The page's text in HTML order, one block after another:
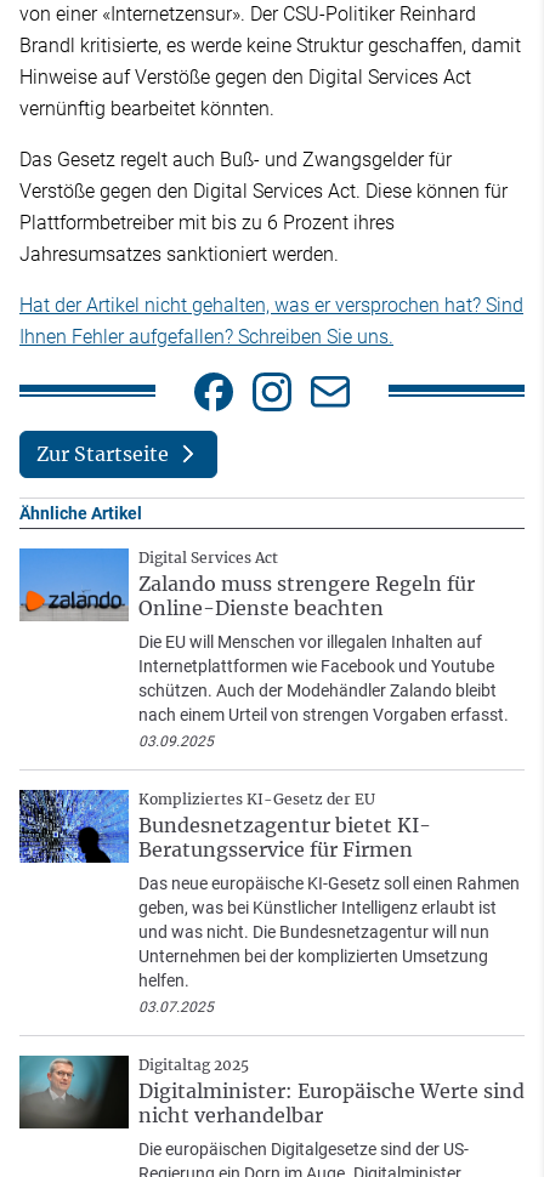
von einer «Internetzensur». Der CSU-Politiker Reinhard
Brandl kritisierte, es werde keine Struktur geschaffen, damit
Hinweise auf Verstöße gegen den Digital Services Act
vernünftig bearbeitet könnten.
Das Gesetz regelt auch Buß- und Zwangsgelder für
Verstöße gegen den Digital Services Act. Diese können für
Plattformbetreiber mit bis zu 6 Prozent ihres
Jahresumsatzes sanktioniert werden.
Hat der Artikel nicht gehalten, was er versprochen hat? Sind
Ihnen Fehler aufgefallen? Schreiben Sie uns.
Zur Startseite
Ähnliche Artikel
Digital Services Act
Zalando muss strengere Regeln für
Online-Dienste beachten
Die EU will Menschen vor illegalen Inhalten auf
Internetplattformen wie Facebook und Youtube
schützen. Auch der Modehändler Zalando bleibt
nach einem Urteil von strengen Vorgaben erfasst.
03.09.2025
Kompliziertes KI-Gesetz der EU
Bundesnetzagentur bietet KI-
Beratungsservice für Firmen
Das neue europäische KI-Gesetz soll einen Rahmen
geben, was bei Künstlicher Intelligenz erlaubt ist
und was nicht. Die Bundesnetzagentur will nun
Unternehmen bei der komplizierten Umsetzung
helfen.
03.07.2025
Digitaltag 2025
Digitalminister: Europäische Werte sind
nicht verhandelbar
Die europäischen Digitalgesetze sind der US-
Regierung ein Dorn im Auge. Digitalminister